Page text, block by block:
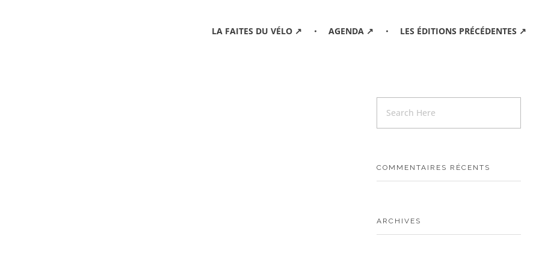
LA FAITES DU VÉLO ↗ AGENDA ↗ LES ÉDITIONS PRÉCÉDENTES ↗
COMMENTAIRES RÉCENTS
ARCHIVES